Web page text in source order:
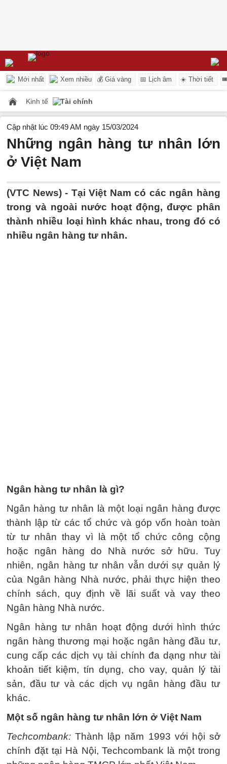
Mới nhất Xem nhiều 💰 Giá vàng 📅 Lịch âm ☀️ Thời tiết
Kinh tế Tài chính
Cập nhật lúc 09:49 AM ngày 15/03/2024
Những ngân hàng tư nhân lớn
ở Việt Nam
(VTC News) - Tại Việt Nam có các ngân hàng
trong và ngoài nước hoạt động, được phân
thành nhiều loại hình khác nhau, trong đó có
nhiều ngân hàng tư nhân.
Ngân hàng tư nhân là gì?
Ngân hàng tư nhân là một loại ngân hàng được
thành lập từ các tổ chức và góp vốn hoàn toàn
từ tư nhân thay vì là một tổ chức công cộng
hoặc ngân hàng do Nhà nước sở hữu. Tuy
nhiên, ngân hàng tư nhân vẫn dưới sự quản lý
của Ngân hàng Nhà nước, phải thực hiện theo
chính sách, quy định về lãi suất và vay theo
Ngân hàng Nhà nước.
Ngân hàng tư nhân hoạt động dưới hình thức
ngân hàng thương mại hoặc ngân hàng đầu tư,
cung cấp các dịch vụ tài chính đa dạng như tài
khoản tiết kiệm, tín dụng, cho vay, quản lý tài
sản, đầu tư và các dịch vụ ngân hàng đầu tư
khác.
Một số ngân hàng tư nhân lớn ở Việt Nam
Techcombank:Thành lập năm 1993 với hội sở
chính đặt tại Hà Nội, Techcombank là một trong